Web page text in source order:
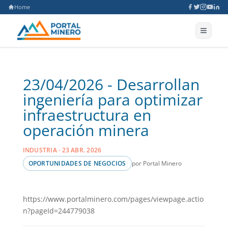
Home
23/04/2026 - Desarrollan
ingeniería para optimizar
infraestructura en
operación minera
INDUSTRIA · 23 ABR. 2026
OPORTUNIDADES DE NEGOCIOS
por Portal Minero
https://www.portalminero.com/pages/viewpage.actio
n?pageId=244779038